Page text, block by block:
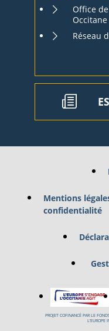
Office
Occitane
Réseau
Mentions
confidentialité
PROJET COFINANCÉ PAR LE
L’EUROPE